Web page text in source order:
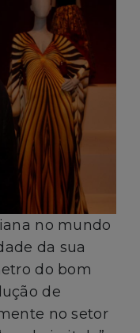
no mundo
da sua
do bom
de
no setor